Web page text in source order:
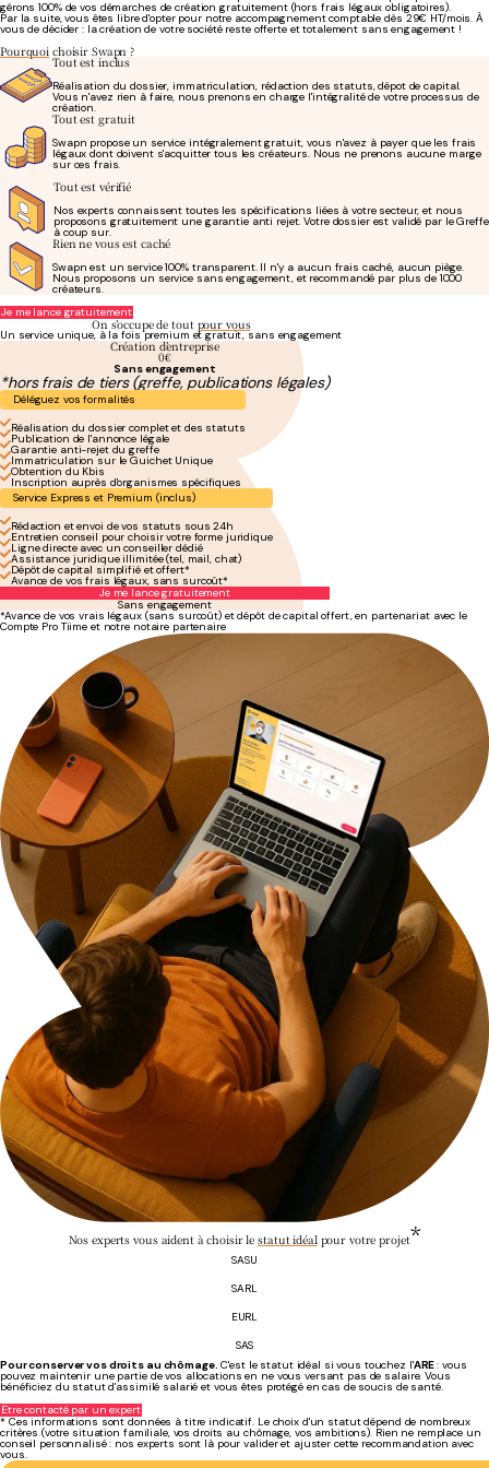
gérons 100% de vos démarches de création gratuitement (hors frais légaux obligatoires).
Par la suite, vous êtes libre d'opter pour notre accompagnement comptable dès 29€ HT/mois. À
vous de décider : la création de votre société reste offerte et totalement sans engagement !
Pourquoi choisir Swapn ?
Tout est inclus
Réalisation du dossier, immatriculation, rédaction des statuts, dépot de capital.
Vous n'avez rien à faire, nous prenons en charge l'intégralité de votre processus de
création.
Tout est gratuit
Swapn propose un service intégralement gratuit, vous n'avez à payer que les frais
légaux dont doivent s'acquitter tous les créateurs. Nous ne prenons aucune marge
sur ces frais.
Tout est vérifié
Nos experts connaissent toutes les spécifications liées à votre secteur, et nous
proposons gratuitement une garantie anti rejet. Votre dossier est validé par le Greffe
à coup sur.
Rien ne vous est caché
Swapn est un service 100% transparent. Il n'y a aucun frais caché, aucun piège.
Nous proposons un service sans engagement, et recommandé par plus de 1000
créateurs.
Je me lance gratuitement
On s’occupe de tout pour vous
Un service unique, à la fois premium et gratuit, sans engagement
Création d’entreprise
0€
Sans engagement
*hors frais de tiers (greffe, publications légales)
Déléguez vos formalités
Réalisation du dossier complet et des statuts
Publication de l'annonce légale
Garantie anti-rejet du greffe
Immatriculation sur le Guichet Unique
Obtention du Kbis
Inscription auprès d'organismes spécifiques
Service Express et Premium (inclus)
Rédaction et envoi de vos statuts sous 24h
Entretien conseil pour choisir votre forme juridique
Ligne directe avec un conseiller dédié
Assistance juridique illimitée (tel, mail, chat)
Dépôt de capital simplifié et offert*
Avance de vos frais légaux, sans surcoût*
Je me lance gratuitement
Sans engagement
*Avance de vos vrais légaux (sans surcoût) et dépôt de capital offert, en partenariat avec le
Compte Pro Tiime et notre notaire partenaire
Nos experts vous aident à choisir lestatut idéalpour votre projet*
SASU
SARL
EURL
SAS
Pour conserver vos droits au chômage. C'est le statut idéal si vous touchez l'ARE: vous
pouvez maintenir une partie de vos allocations en ne vous versant pas de salaire. Vous
bénéficiez du statut d'assimilé salarié et vous êtes protégé en cas de soucis de santé.
Être contacté par un expert
Pour maximiser vos revenus entre associés.Vous lancez un projet à deux ou plus avec
l'objectif devous rémunérer rapidement. Vous payez moins de charges sociales,ce qui vous
permet de toucher un meilleur salaire net. Et en plus, ce statut vous permet de séparer votre
patrimoine personnel de celui de l'entreprise.
Pour ceux qui veulent se rémunérer à 100%.C'est la version solo de la SARL. Vous bénéficiez
du statut de Travailleur Non Salarié (TNS). Vous pouvez vous rémunérer comme vous le
souhaitez, sans fiche de paie. Grâce à ce statut, vous évitez la prise de dividendes trop
taxées.
Pour s'associer tout en gardant vos aides.Comme pour la SASU, ce statut permet aux
associés qui touchent des cotisations socialesde pourvoir les conserver tout en développant
leur entreprise. Seul le dirigeant possède le statut d'assimilé salarié. Grâce à ce statut, le
patrimoine personnel de tous les associés est protégé.
* Ces informations sont données à titre indicatif. Le choix d'un statut dépend de nombreux
critères (votre situation familiale, vos droits au chômage, vos ambitions). Rien ne remplace un
conseil personnalisé : nos experts sont là pour valider et ajuster cette recommandation avec
vous.